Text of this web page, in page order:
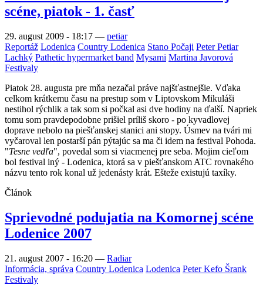
scéne, piatok - 1. časť
29. august 2009 - 18:17 — petiar
Reportáž Lodenica Country Lodenica Stano Počaji Peter Petiar
Lachký Pathetic hypermarket band Mysami Martina Javorová
Festivaly
Piatok 28. augusta pre mňa nezačal práve najšťastnejšie. Vďaka
celkom krátkemu času na prestup som v Liptovskom Mikuláši
nestihol rýchlik a tak som si počkal asi dve hodiny na ďalší. Napriek
tomu som pravdepodobne prišiel príliš skoro - po kyvadlovej
doprave nebolo na piešťanskej stanici ani stopy. Úsmev na tvári mi
vyčaroval len postarší pán pýtajúc sa ma či idem na festival Pohoda.
"Tesne vedľa", povedal som si viacmenej pre seba. Mojim cieľom
bol festival iný - Lodenica, ktorá sa v piešťanskom ATC rovnakého
názvu tento rok konal už jedenásty krát. Ešteže existujú taxíky.
Článok
Sprievodné podujatia na Komornej scéne
Lodenice 2007
21. august 2007 - 16:20 — Radiar
Informácia, správa Country Lodenica Lodenica Peter Kefo Šrank
Festivaly